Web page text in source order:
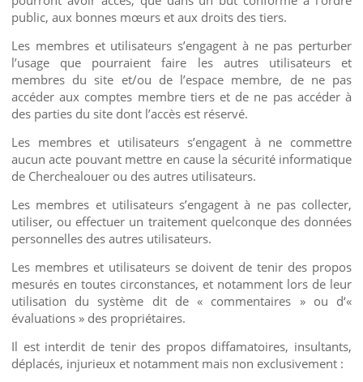
public, aux bonnes mœurs et aux droits des tiers.
Les membres et utilisateurs s’engagent à ne pas perturber
l’usage que pourraient faire les autres utilisateurs et
membres du site et/ou de l’espace membre, de ne pas
accéder aux comptes membre tiers et de ne pas accéder à
des parties du site dont l’accès est réservé.
Les membres et utilisateurs s’engagent à ne commettre
aucun acte pouvant mettre en cause la sécurité informatique
de Cherchealouer ou des autres utilisateurs.
Les membres et utilisateurs s’engagent à ne pas collecter,
utiliser, ou effectuer un traitement quelconque des données
personnelles des autres utilisateurs.
Les membres et utilisateurs se doivent de tenir des propos
mesurés en toutes circonstances, et notamment lors de leur
utilisation du système dit de « commentaires » ou d‘«
évaluations » des propriétaires.
Il est interdit de tenir des propos diffamatoires, insultants,
déplacés, injurieux et notamment mais non exclusivement :